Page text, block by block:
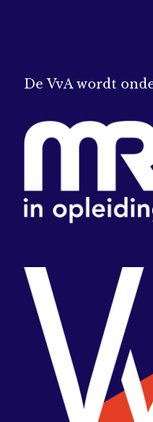
De VvA wordt